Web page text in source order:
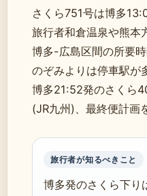
さくら751号は博多
旅行者和倉温泉や熊本
博多-広島区間の所要
のぞみよりは停車駅が
博多21:52発のさくら
(JR九州)、最終便計画
旅行者が知るべきこと
博多発のさくら下り